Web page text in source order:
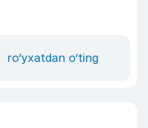
ro‘yxatdan o‘ting